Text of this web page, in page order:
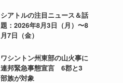
シアトルの注目ニュース＆話
題：2026年8月3日（月）〜8
月7日（金）
ワシントン州東部の山火事に
連邦緊急事態宣言 6郡と3
部族が対象